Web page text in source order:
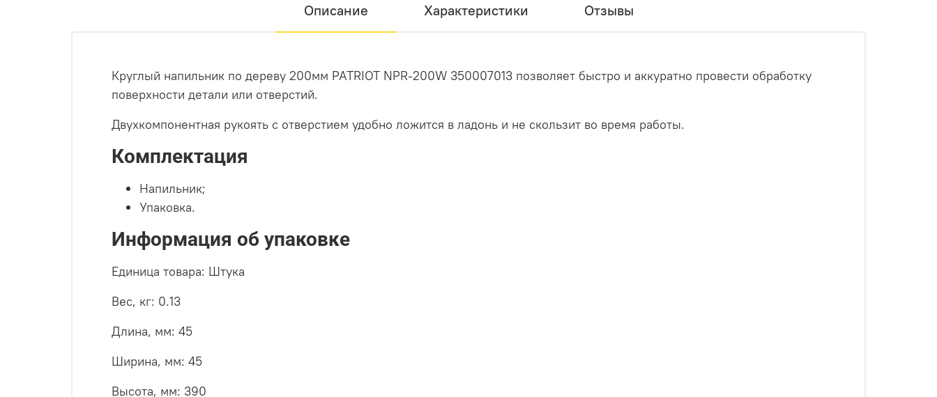
Описание Характеристики Отзывы
Круглый напильник по дереву 200мм PATRIOT NPR-200W 350007013 позволяет быстро и аккуратно провести обработку
поверхности детали или отверстий.
Двухкомпонентная рукоять с отверстием удобно ложится в ладонь и не скользит во время работы.
Комплектация
Напильник;
Упаковка.
Информация об упаковке
Единица товара: Штука
Вес, кг: 0.13
Длина, мм: 45
Ширина, мм: 45
Высота, мм: 390